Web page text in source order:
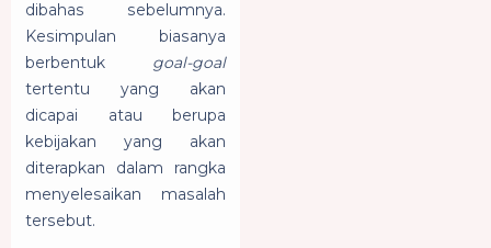
dibahas sebelumnya.
Kesimpulan biasanya
berbentuk goal-goal
tertentu yang akan
dicapai atau berupa
kebijakan yang akan
diterapkan dalam rangka
menyelesaikan masalah
tersebut.